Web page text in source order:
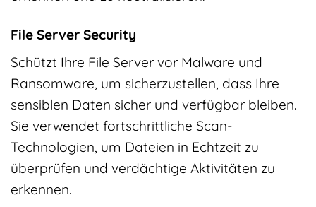
File Server Security
Schützt Ihre File Server vor Malware und
Ransomware, um sicherzustellen, dass Ihre
sensiblen Daten sicher und verfügbar bleiben.
Sie verwendet fortschrittliche Scan-
Technologien, um Dateien in Echtzeit zu
überprüfen und verdächtige Aktivitäten zu
erkennen.